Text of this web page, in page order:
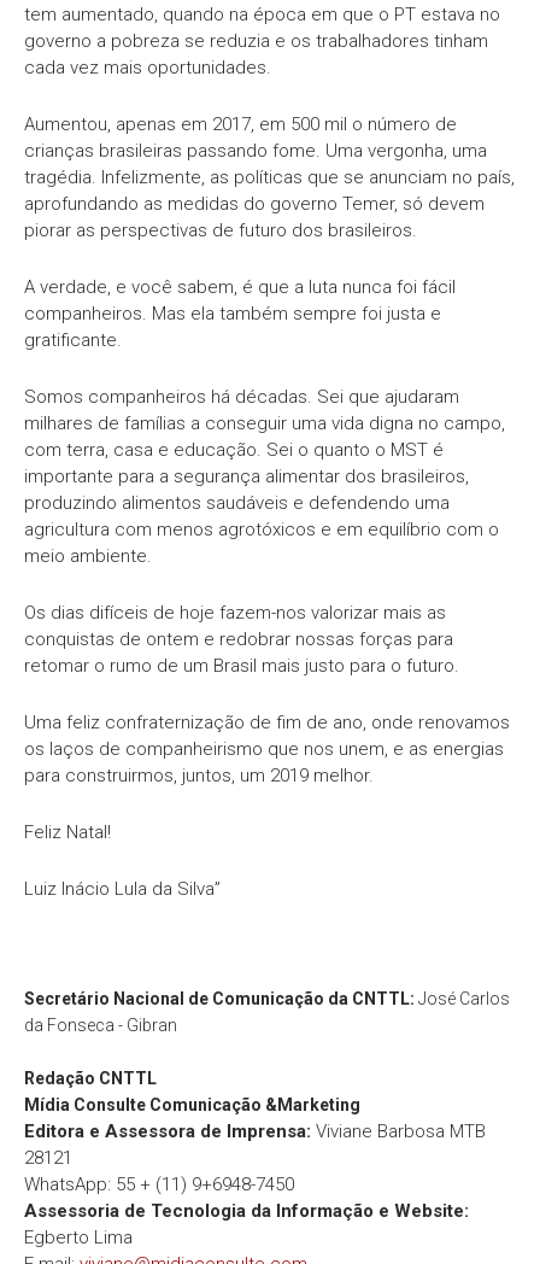
tem aumentado, quando na época em que o PT estava no
governo a pobreza se reduzia e os trabalhadores tinham
cada vez mais oportunidades.
Aumentou, apenas em 2017, em 500 mil o número de
crianças brasileiras passando fome. Uma vergonha, uma
tragédia. Infelizmente, as políticas que se anunciam no país,
aprofundando as medidas do governo Temer, só devem
piorar as perspectivas de futuro dos brasileiros.
A verdade, e você sabem, é que a luta nunca foi fácil
companheiros. Mas ela também sempre foi justa e
gratificante.
Somos companheiros há décadas. Sei que ajudaram
milhares de famílias a conseguir uma vida digna no campo,
com terra, casa e educação. Sei o quanto o MST é
importante para a segurança alimentar dos brasileiros,
produzindo alimentos saudáveis e defendendo uma
agricultura com menos agrotóxicos e em equilíbrio com o
meio ambiente.
Os dias difíceis de hoje fazem-nos valorizar mais as
conquistas de ontem e redobrar nossas forças para
retomar o rumo de um Brasil mais justo para o futuro.
Uma feliz confraternização de fim de ano, onde renovamos
os laços de companheirismo que nos unem, e as energias
para construirmos, juntos, um 2019 melhor.
Feliz Natal!
Luiz Inácio Lula da Silva”
Secretário Nacional de Comunicação da CNTTL: José Carlos
da Fonseca - Gibran
Redação CNTTL
Mídia Consulte Comunicação &Marketing
Editora e Assessora de Imprensa: Viviane Barbosa MTB
28121
WhatsApp: 55 + (11) 9+6948-7450
Assessoria de Tecnologia da Informação e Website:
Egberto Lima